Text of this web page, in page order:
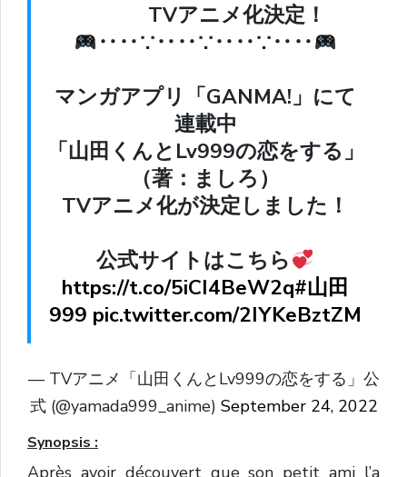
TVアニメ化決定！
‥‥∵‥‥∵‥‥∵‥‥
マンガアプリ「GANMA!」にて
連載中
「山田くんとLv999の恋をする」
（著：ましろ）
TVアニメ化が決定しました！
公式サイトはこちら
https://t.co/5iCI4BeW2q#山田
999 pic.twitter.com/2IYKeBztZM
— TVアニメ「山田くんとLv999の恋をする」公
式 (@yamada999_anime) September 24, 2022
Synopsis :
Après avoir découvert que son petit ami l’a